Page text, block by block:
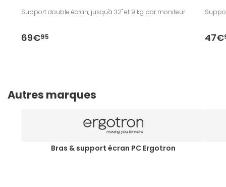
Support double écran, jusqu'à 32" et 9 kg par moniteur
69€95 47€
Autres marques
Bras & support écran PC Ergotron